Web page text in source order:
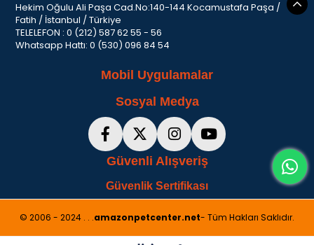
Hekim Oğulu Ali Paşa Cad.No:140-144 Kocamustafa Paşa /
Fatih / İstanbul / Türkiye
TELELEFON : 0 (212) 587 62 55 - 56
Whatsapp Hattı: 0 (530) 096 84 54
Mobil Uygulamalar
Sosyal Medya
Güvenli Alışveriş
Güvenlik Sertifikası
© 2006 - 2024 . . .amazonpetcenter.net- Tüm Hakları Saklıdır.